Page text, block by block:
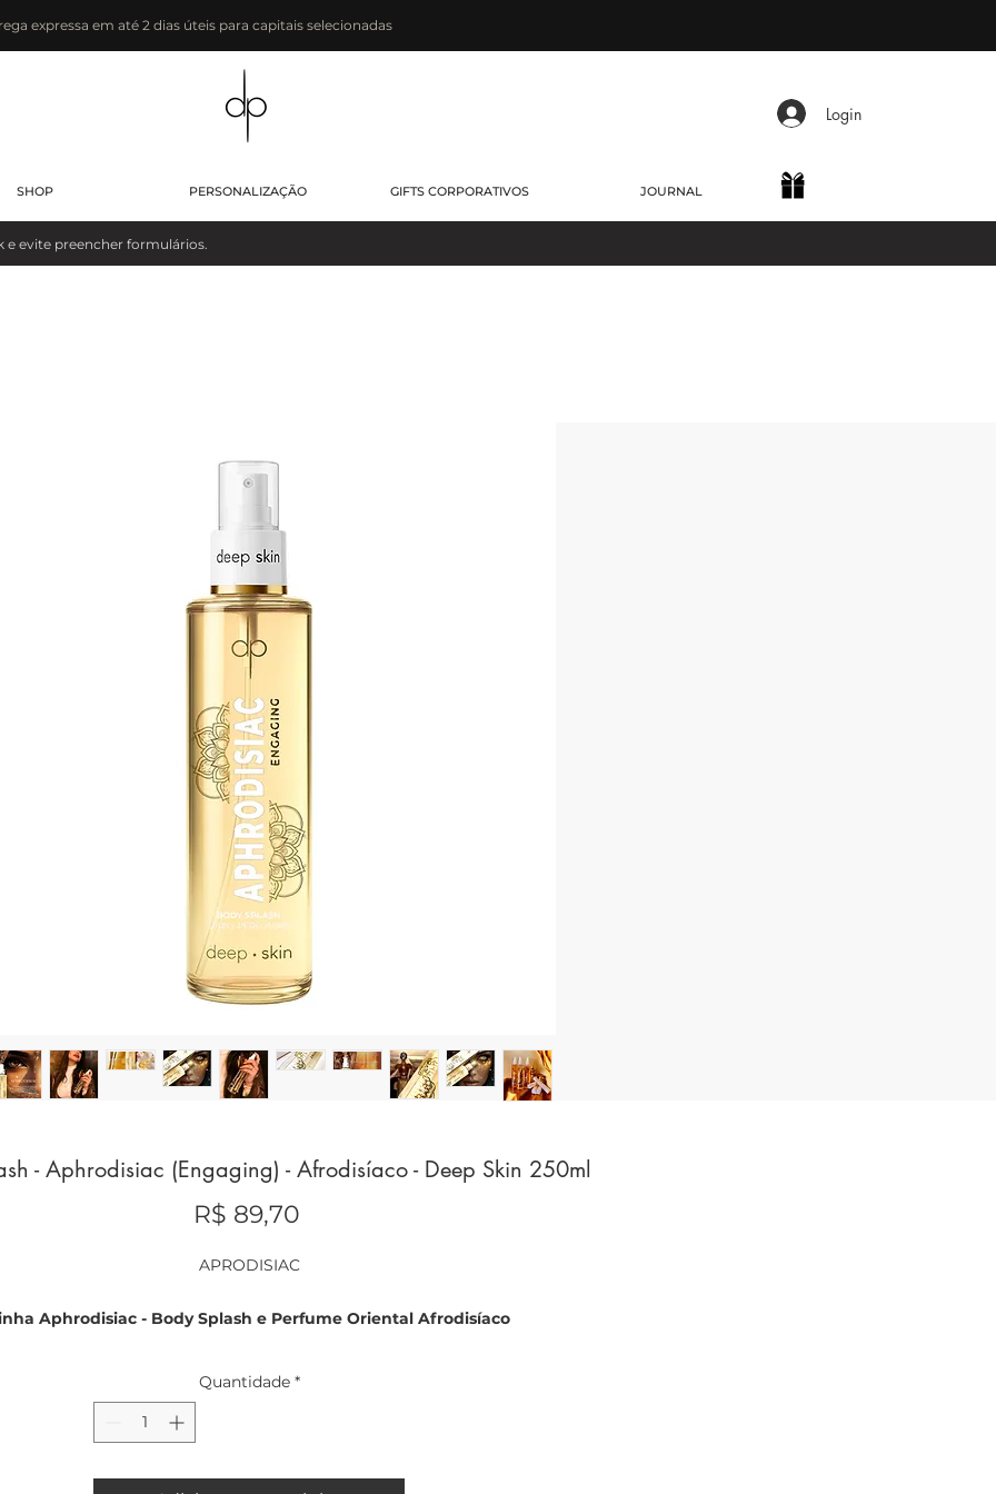
expressa em até 2 dias úteis para capitais selecionadas
Login
SHOP PERSONALIZAÇÃO GIFTS CORPORATIVOS JOURNAL
evite preencher formulários.
- Aphrodisiac (Engaging) - Afrodisíaco - Deep Skin 250ml
R$ 89,70Preço
APRODISIAC
Aphrodisiac - Body Splash e Perfume Oriental Afrodisíaco
Descrição do Produto:
se envolver por uma fragrância irresistível e sensual com a
combina ingredientes afrodisíacos poderosos para criar uma
Quantidade *